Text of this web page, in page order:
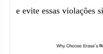
e evite essas violações